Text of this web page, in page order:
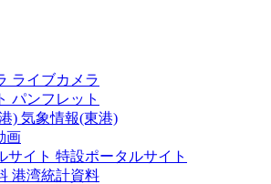
ライブカメラ
パンフレット
気象情報(東港)
画
特設ポータルサイト
港湾統計資料